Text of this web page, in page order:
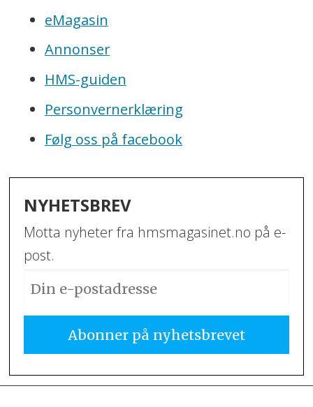
eMagasin
Annonser
HMS-guiden
Personvernerklæring
Følg oss på facebook
NYHETSBREV
Motta nyheter fra hmsmagasinet.no på e-
post.